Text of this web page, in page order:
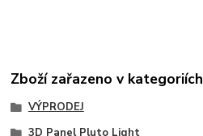
Zboží zařazeno v kategoriích
VÝPRODEJ
3D Panel Pluto Light